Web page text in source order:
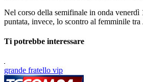
Nel corso della semifinale in onda
puntata, invece, lo scontro al femminile tra
Ti potrebbe interessare
grande fratello vip